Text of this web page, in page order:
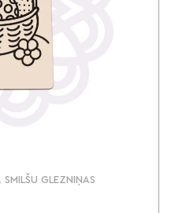
SMILŠU GLEZNIŅAS